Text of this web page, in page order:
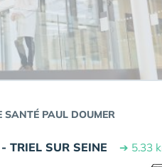
SANTÉ PAUL DOUMER
TRIEL SUR SEINE ➔ 5.33